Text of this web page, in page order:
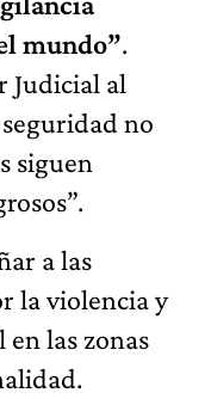
mundo”.
Judicial al
no
siguen
a las
la violencia y
las zonas